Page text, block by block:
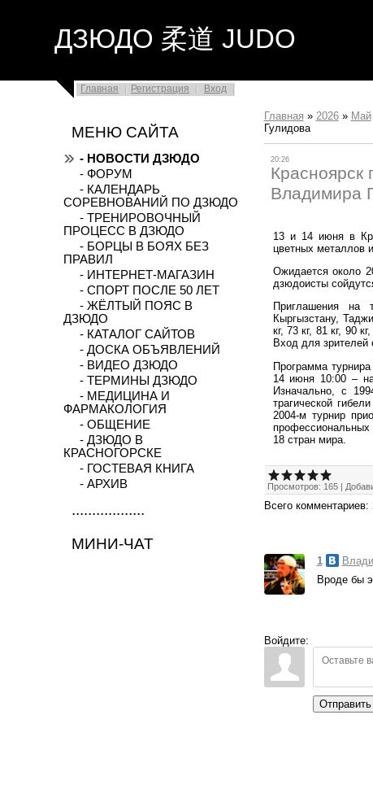
ДЗЮДО 柔道 JUDO
Главная Регистрация Вход
МЕНЮ САЙТА
- НОВОСТИ ДЗЮДО
- ФОРУМ
- КАЛЕНДАРЬ
СОРЕВНОВАНИЙ ПО ДЗЮДО
- ТРЕНИРОВОЧНЫЙ
ПРОЦЕСС В ДЗЮДО
- БОРЦЫ В БОЯХ БЕЗ
ПРАВИЛ
- ИНТЕРНЕТ-МАГАЗИН
- СПОРТ ПОСЛЕ 50 ЛЕТ
- ЖЁЛТЫЙ ПОЯС В
ДЗЮДО
- КАТАЛОГ САЙТОВ
- ДОСКА ОБЪЯВЛЕНИЙ
- ВИДЕО ДЗЮДО
- ТЕРМИНЫ ДЗЮДО
- МЕДИЦИНА И
ФАРМАКОЛОГИЯ
- ОБЩЕНИЕ
- ДЗЮДО В
КРАСНОГОРСКЕ
- ГОСТЕВАЯ КНИГА
- АРХИВ
..................
МИНИ-ЧАТ
Главная » 2026 » Май
Гулидова
20:26
Владимира
13 и 14 июня в
цветных металлов
Ожидается около
дзюдоисты
Приглашения на
Кыргызстану,
кг, 73 кг, 81 кг, 90
Вход для зрителей
Программа
14 июня 10:00 –
Изначально, с
трагической
2004-м турнир
профессиональных
18 стран мира.
Просмотров: 165|
Всего комментариев:
1
Вроде бы
Войдите:
Отправить